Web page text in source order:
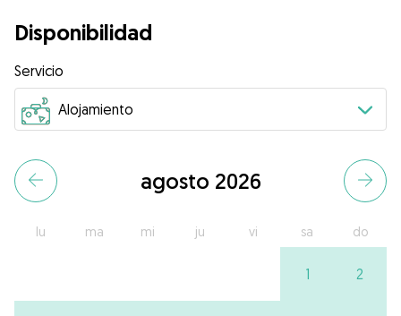
Disponibilidad
Servicio
agosto 2026
lu ma mi ju vi sa do
1 2